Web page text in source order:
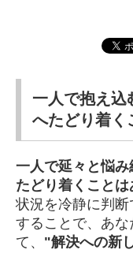
一人で抱え込
へたどり着く
一人で延々と悩
たどり着くことは
状況を冷静に判
することで、あ
て、 "解決への新